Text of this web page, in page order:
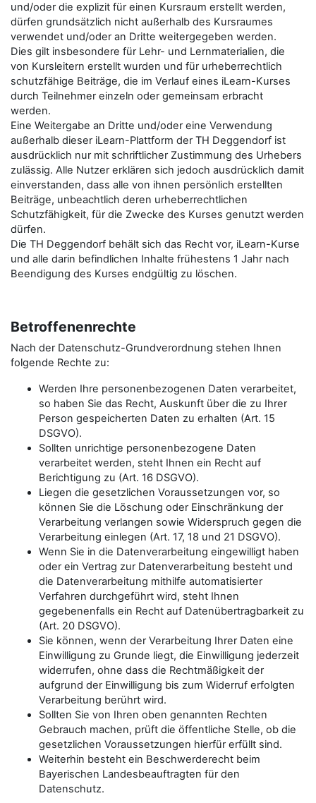
und/oder die explizit für einen Kursraum erstellt werden,
dürfen grundsätzlich nicht außerhalb des Kursraumes
verwendet und/oder an Dritte weitergegeben werden.
Dies gilt insbesondere für Lehr- und Lernmaterialien, die
von Kursleitern erstellt wurden und für urheberrechtlich
schutzfähige Beiträge, die im Verlauf eines iLearn-Kurses
durch Teilnehmer einzeln oder gemeinsam erbracht
werden.
Eine Weitergabe an Dritte und/oder eine Verwendung
außerhalb dieser iLearn-Plattform der TH Deggendorf ist
ausdrücklich nur mit schriftlicher Zustimmung des Urhebers
zulässig. Alle Nutzer erklären sich jedoch ausdrücklich damit
einverstanden, dass alle von ihnen persönlich erstellten
Beiträge, unbeachtlich deren urheberrechtlichen
Schutzfähigkeit, für die Zwecke des Kurses genutzt werden
dürfen.
Die TH Deggendorf behält sich das Recht vor, iLearn-Kurse
und alle darin befindlichen Inhalte frühestens 1 Jahr nach
Beendigung des Kurses endgültig zu löschen.
Betroffenenrechte
Nach der Datenschutz-Grundverordnung stehen Ihnen
folgende Rechte zu:
Werden Ihre personenbezogenen Daten verarbeitet,
so haben Sie das Recht, Auskunft über die zu Ihrer
Person gespeicherten Daten zu erhalten (Art. 15
DSGVO).
Sollten unrichtige personenbezogene Daten
verarbeitet werden, steht Ihnen ein Recht auf
Berichtigung zu (Art. 16 DSGVO).
Liegen die gesetzlichen Voraussetzungen vor, so
können Sie die Löschung oder Einschränkung der
Verarbeitung verlangen sowie Widerspruch gegen die
Verarbeitung einlegen (Art. 17, 18 und 21 DSGVO).
Wenn Sie in die Datenverarbeitung eingewilligt haben
oder ein Vertrag zur Datenverarbeitung besteht und
die Datenverarbeitung mithilfe automatisierter
Verfahren durchgeführt wird, steht Ihnen
gegebenenfalls ein Recht auf Datenübertragbarkeit zu
(Art. 20 DSGVO).
Sie können, wenn der Verarbeitung Ihrer Daten eine
Einwilligung zu Grunde liegt, die Einwilligung jederzeit
widerrufen, ohne dass die Rechtmäßigkeit der
aufgrund der Einwilligung bis zum Widerruf erfolgten
Verarbeitung berührt wird.
Sollten Sie von Ihren oben genannten Rechten
Gebrauch machen, prüft die öffentliche Stelle, ob die
gesetzlichen Voraussetzungen hierfür erfüllt sind.
Weiterhin besteht ein Beschwerderecht beim
Bayerischen Landesbeauftragten für den
Datenschutz.